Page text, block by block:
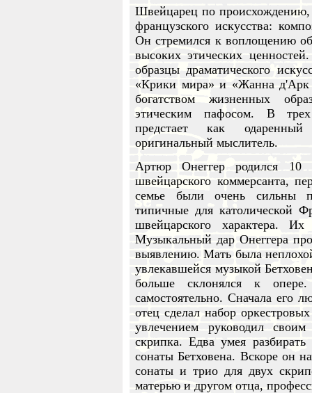
Швейцарец по
французского искусства:
Он стремился к воплощению
высоких этических
образцы драматического
«Крики мира» и «Жанна д'Арк
богатством жизненных
этическим пафосом. В трех
предстает как
оригинальный мыслитель.
Артюр Онеггер родился
швейцарского коммерсанта,
семье были очень сильны
типичные для католической
швейцарского характера.
Музыкальный дар Онеггера
выявлению. Мать была
увлекавшейся музыкой
больше склонялся к
самостоятельно. Сначала его
отец сделал набор
увлечением руководил
скрипка. Едва умея
сонаты Бетховена. Вскоре он
сонаты и трио для двух
матерью и другом отца,